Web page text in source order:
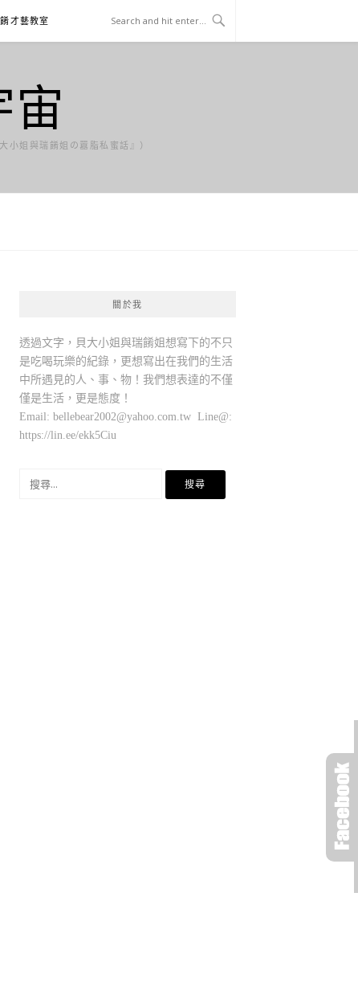
才藝教室
宙
小姐與瑞餚姐の囂脂私蜜話』）
關於我
透過文字，貝大小姐與瑞餚姐想寫下的不只
是吃喝玩樂的紀錄，更想寫出在我們的生活
中所遇見的人、事、物！我們想表達的不僅
僅是生活，更是態度！
Email: bellebear2002@yahoo.com.tw Line@:
https://lin.ee/ekk5Ciu